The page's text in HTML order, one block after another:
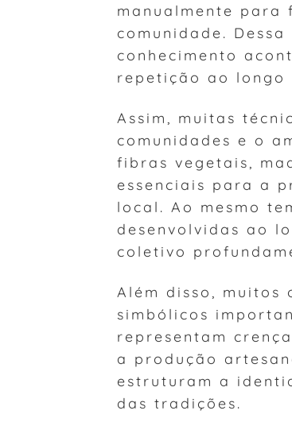
manualmente para
comunidade.
conhecimento
repetição ao longo
Assim, muitas
comunidades e o
fibras vegetais,
essenciais para a
local. Ao mesmo
desenvolvidas ao
coletivo
Além disso, muitos
simbólicos
representam
a produção
estruturam a
das tradições.